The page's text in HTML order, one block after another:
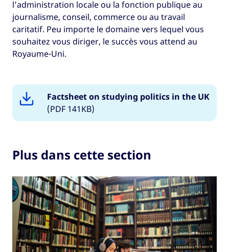
l’administration locale ou la fonction publique au
journalisme, conseil, commerce ou au travail
caritatif. Peu importe le domaine vers lequel vous
souhaitez vous diriger, le succès vous attend au
Royaume-Uni.
Factsheet on studying politics in the UK
(PDF 141KB)
Plus dans cette section